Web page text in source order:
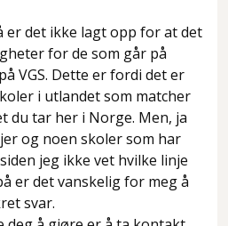
er det ikke lagt opp for at det
for de som går på
VGS. Dette er fordi det er
i utlandet som matcher
du tar her i Norge. Men, ja
og noen skoler som har
jeg ikke vet hvilke linje
er det vanskelig for meg å
svar.